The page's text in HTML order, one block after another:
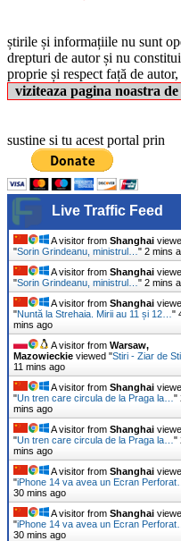
știrile și informațiile nu sunt
drepturi de autor și nu
proprie și respect față de
viziteaza pagina noastra de
sustine si tu acest portal prin
Live Traffic Feed
A visitor from Shanghai
"Sorin Grindeanu, ministrul… " 2 mins
A visitor from Shanghai
"Sorin Grindeanu, ministrul… " 2 mins
A visitor from Shanghai
"Nuntă la Strehaia. Mirii au 11 și 12… "
mins ago
A visitor from Warsaw,
Mazowieckie viewed "Stiri - Ziar de
11 mins ago
A visitor from Shanghai
"Un tren care circula de la Praga la… "
mins ago
A visitor from Shanghai
"Un tren care circula de la Praga la… "
mins ago
A visitor from Shanghai
"iPhone 14 va avea un Ecran Perforat…
30 mins ago
A visitor from Shanghai
"iPhone 14 va avea un Ecran Perforat…
30 mins ago